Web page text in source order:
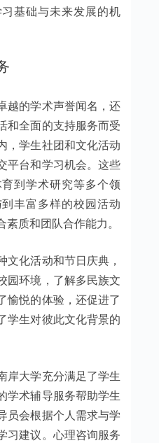
基础与未来发展的机
越的学术声誉闻名，还
和全面的支持服务而受
，学生社团和文化活动
平台和学习机会。这些
到学术研究等多个领
丰富多样的校园活动
质和团队合作能力。
文化活动和节日庆典，
园环境，了解多民族文
愉悦的体验，还促进了
学生对彼此文化背景的
岸大学充分满足了学生
学术辅导服务帮助学生
员会根据个人需求与学
习建议。心理咨询服务